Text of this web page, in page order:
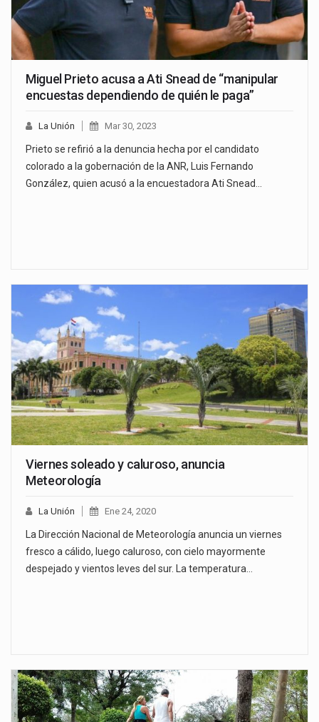
Miguel Prieto acusa a Ati Snead de “manipular
encuestas dependiendo de quién le paga”
La Unión Mar 30, 2023
Prieto se refirió a la denuncia hecha por el candidato
colorado a la gobernación de la ANR, Luis Fernando
González, quien acusó a la encuestadora Ati Snead…
Viernes soleado y caluroso, anuncia
Meteorología
La Unión Ene 24, 2020
La Dirección Nacional de Meteorología anuncia un viernes
fresco a cálido, luego caluroso, con cielo mayormente
despejado y vientos leves del sur. La temperatura…